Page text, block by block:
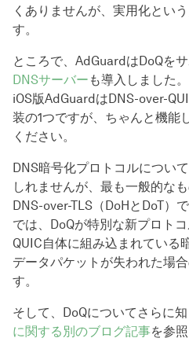
くありませんが、実用化とい
す。
ところで、AdGuardはDoQを
DNSサーバー も導入しました。
iOS版AdGuardはDNS-over-
装の1つですが、ちゃんと機能
ください。
DNS暗号化プロトコルについ
しれませんが、最も一般的な
DNS-over-TLS（DoHとDoT）で
では、DoQが特別な新プロト
QUIC自体に組み込まれている
データパケットが失われた場
す。
そして、DoQについてさらに
に関する別のブログ記事を参